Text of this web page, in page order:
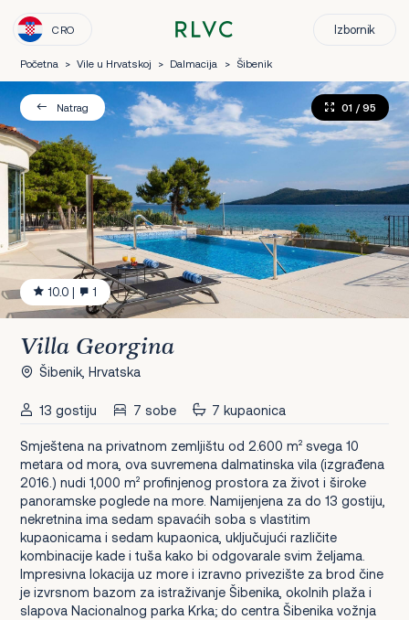
CRO Izbornik
Početna > Vile u Hrvatskoj > Dalmacija > Šibenik
Natrag
10.0 | 1
01 / 95
Villa Georgina
Šibenik, Hrvatska
13 gostiju 7 sobe 7 kupaonica
Smještena na privatnom zemljištu od 2.600 m² svega 10
metara od mora, ova suvremena dalmatinska vila (izgrađena
2016.) nudi 1,000 m² profinjenog prostora za život i široke
panoramske poglede na more. Namijenjena za do 13 gostiju,
nekretnina ima sedam spavaćih soba s vlastitim
kupaonicama i sedam kupaonica, uključujući različite
kombinacije kade i tuša kako bi odgovarale svim željama.
Impresivna lokacija uz more i izravno privezište za brod čine
je izvrsnom bazom za istraživanje Šibenika, okolnih plaža i
slapova Nacionalnog parka Krka; do centra Šibenika vožnja